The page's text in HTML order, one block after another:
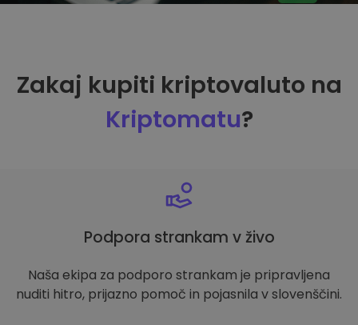
Zakaj kupiti kriptovaluto na
Kriptomatu?
Podpora strankam v živo
Naša ekipa za podporo strankam je pripravljena
nuditi hitro, prijazno pomoč in pojasnila v slovenščini.